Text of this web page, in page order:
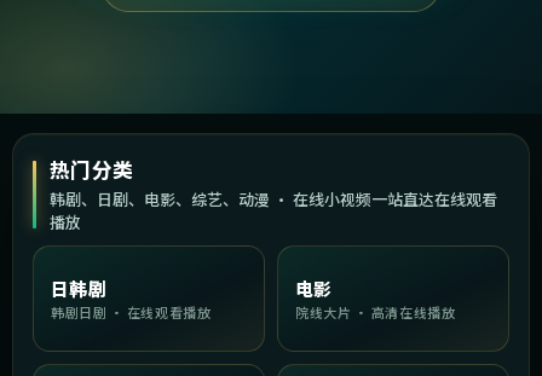
热门分类
韩剧、日剧、电影、综艺、动漫 · 在线小视频一站直达在线观看
播放
日韩剧
韩剧日剧 · 在线观看播放
电影
院线大片 · 高清在线播放